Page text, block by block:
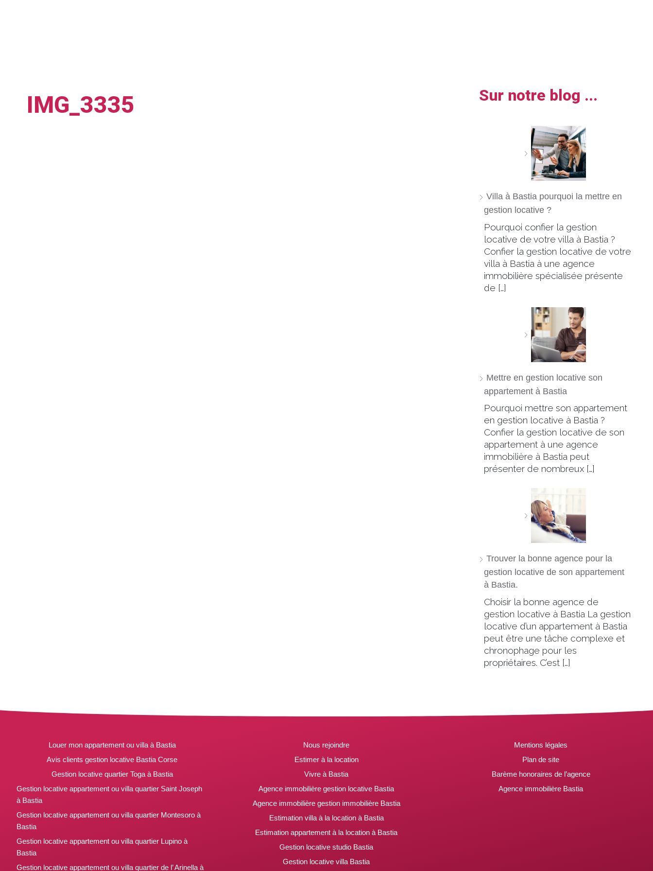
IMG_3335 Sur notre blog ...
Villa à Bastia pourquoi la mettre en
gestion locative ?
Pourquoi confier la gestion
locative de votre villa à Bastia ?
Confier la gestion locative de votre
villa à Bastia à une agence
immobilière spécialisée présente
de […]
Mettre en gestion locative son
appartement à Bastia
Pourquoi mettre son appartement
en gestion locative à Bastia ?
Confier la gestion locative de son
appartement à une agence
immobilière à Bastia peut
présenter de nombreux […]
Trouver la bonne agence pour la
gestion locative de son appartement
à Bastia.
Choisir la bonne agence de
gestion locative à Bastia La gestion
locative d’un appartement à Bastia
peut être une tâche complexe et
chronophage pour les
propriétaires. C’est […]
Louer mon appartement ou villa à Bastia
Avis clients gestion locative Bastia Corse
Gestion locative quartier Toga à Bastia
Gestion locative appartement ou villa quartier Saint Joseph
à Bastia
Gestion locative appartement ou villa quartier Montesoro à
Bastia
Gestion locative appartement ou villa quartier Lupino à
Bastia
Gestion locative appartement ou villa quartier de l’ Arinella à
Nous rejoindre
Estimer à la location
Vivre à Bastia
Agence immobilière gestion locative Bastia
Agence immobilière gestion immobilière Bastia
Estimation villa à la location à Bastia
Estimation appartement à la location à Bastia
Gestion locative studio Bastia
Gestion locative villa Bastia
Mentions légales
Plan de site
Barème honoraires de l’agence
Agence immobilière Bastia